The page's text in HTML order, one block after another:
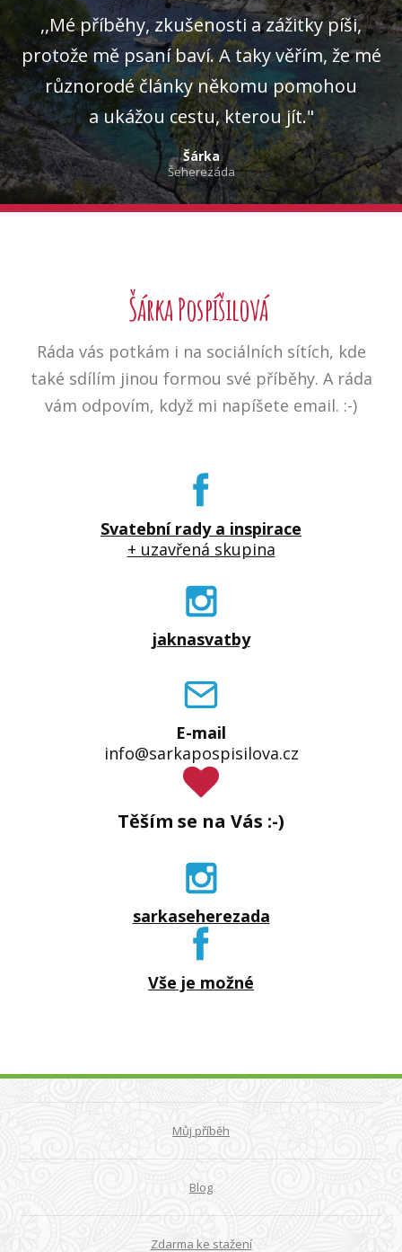
,,Mé příběhy, zkušenosti a zážitky píši,
protože mě psaní baví. A taky věřím, že mé
různorodé články někomu pomohou
a ukážou cestu, kterou jít."
Šárka
Šeherezáda
Šárka Pospíšilová
Ráda vás potkám i na sociálních sítích, kde
také sdílím jinou formou své příběhy. A ráda
vám odpovím, když mi napíšete email. :-)
Svatební rady a inspirace
+ uzavřená skupina
jaknasvatby
E-mail
info@sarkapospisilova.cz
Těším se na Vás :-)
sarkaseherezada
Vše je možné
Můj příběh
Blog
Zdarma ke stažení